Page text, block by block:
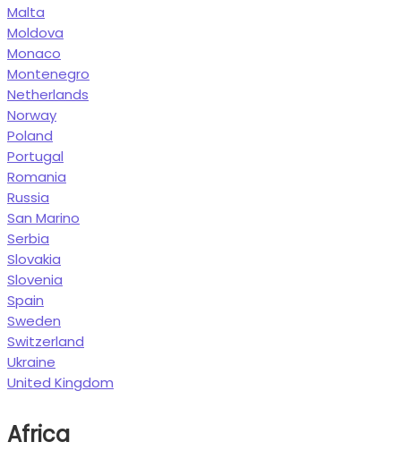
Malta
Moldova
Monaco
Montenegro
Netherlands
Norway
Poland
Portugal
Romania
Russia
San Marino
Serbia
Slovakia
Slovenia
Spain
Sweden
Switzerland
Ukraine
United Kingdom
Africa